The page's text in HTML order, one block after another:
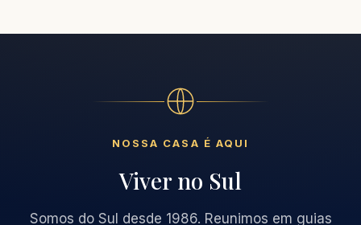
NOSSA CASA É AQUI
Viver no Sul
Somos do Sul desde 1986. Reunimos em guias